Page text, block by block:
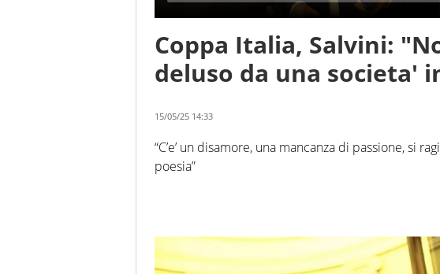
Coppa Italia, Salvini:
deluso da una societa'
15/05/25 14:33
“C’e’ un disamore, una mancanza di passione, si
poesia”